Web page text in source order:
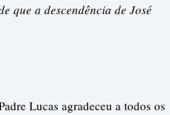
que a descendência de José
Lucas agradeceu a todos os